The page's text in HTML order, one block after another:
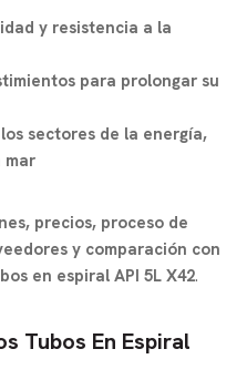
y resistencia a la
para prolongar su
sectores de la energía,
mar
precios, proceso de
y comparación con
en espiral API 5L X42.
Tubos En Espiral